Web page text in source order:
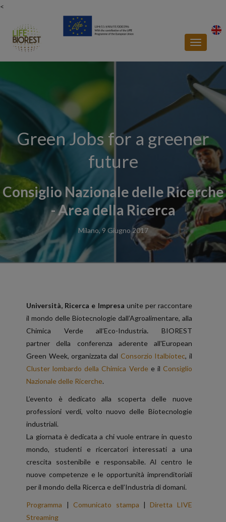
<
Toggle
Green Jobs for a greener
future
Consiglio Nazionale delle Ricerche
- Area della Ricerca
Milano, 9 Giugno 2017
Università, Ricerca e Impresa unite per raccontare
il mondo delle Biotecnologie dall’Agroalimentare, alla
Chimica Verde all’Eco-Industria. BIOREST
partner della conferenza aderente all'European
Green Week, organizzata dal Consorzio Italbiotec, il
Cluster lombardo della Chimica Verdee il Consiglio
Nazionale delle Ricerche.
L’evento è dedicato alla scoperta delle nuove
professioni verdi, volto nuovo delle Biotecnologie
industriali.
La giornata è dedicata a chi vuole entrare in questo
mondo, studenti e ricercatori interessati a una
crescita sostenibile e responsabile. Al centro le
nuove competenze e le opportunità imprenditoriali
per il mondo della Ricerca e dell’Industria di domani.
Programma |Comunicato stampa |Diretta LIVE
Streaming